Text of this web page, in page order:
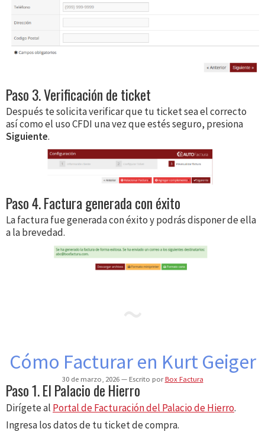
Paso 3. Verificación de ticket
Después te solicita verificar que tu ticket sea el correcto
así como el uso CFDI una vez que estés seguro, presiona
Siguiente.
Paso 4. Factura generada con éxito
La factura fue generada con éxito y podrás disponer de ella
a la brevedad.
Cómo Facturar en Kurt Geiger
30 de marzo, 2026 Escrito porBox Factura
Paso 1. El Palacio de Hierro
Dirígete al Portal de Facturación del Palacio de Hierro.
Ingresa los datos de tu ticket de compra.